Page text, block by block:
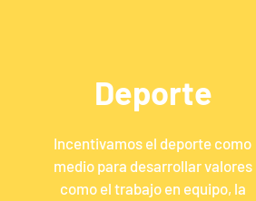
Deporte
Incentivamos el deporte como
medio para desarrollar valores
como el trabajo en equipo, la